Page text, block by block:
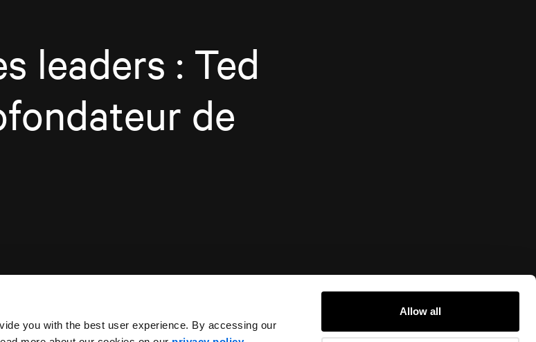
you with the best user experience. By accessing our
Allow all
leaders : Ted
de